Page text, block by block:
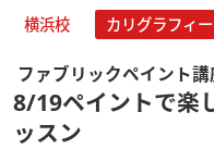
横浜校 カリグラフィ
ファブリックペイント
8/19ペイントで楽
ッスン